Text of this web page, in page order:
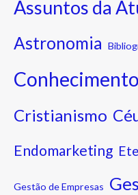
Assuntos da
Astronomia
Conhecimento
Cristianismo
Endomarketing
Gestão de Empresas